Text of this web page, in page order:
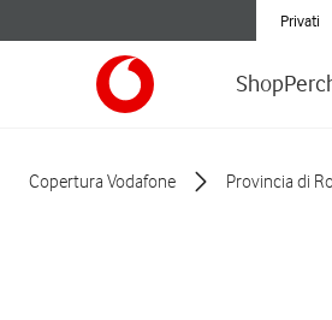
Privati
Shop
Copertura Vodafone Provincia di